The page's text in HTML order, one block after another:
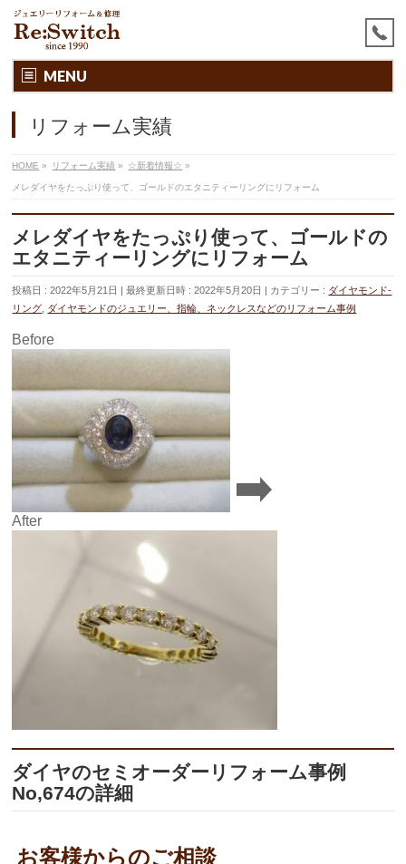
MENU
リフォーム実績
HOME » リフォーム実績 » ☆新着情報☆ »
メレダイヤをたっぷり使って、ゴールドのエタニティーリングにリフォーム
メレダイヤをたっぷり使って、ゴールドの
エタニティーリングにリフォーム
投稿日 : 2022年5月21日 最終更新日時 : 2022年5月20日 カテゴリー : ダイヤモンド-
リング ダイヤモンドのジュエリー、指輪、ネックレスなどのリフォーム事例
Before
After
ダイヤのセミオーダーリフォーム事例
No,674の詳細
お客様からのご相談